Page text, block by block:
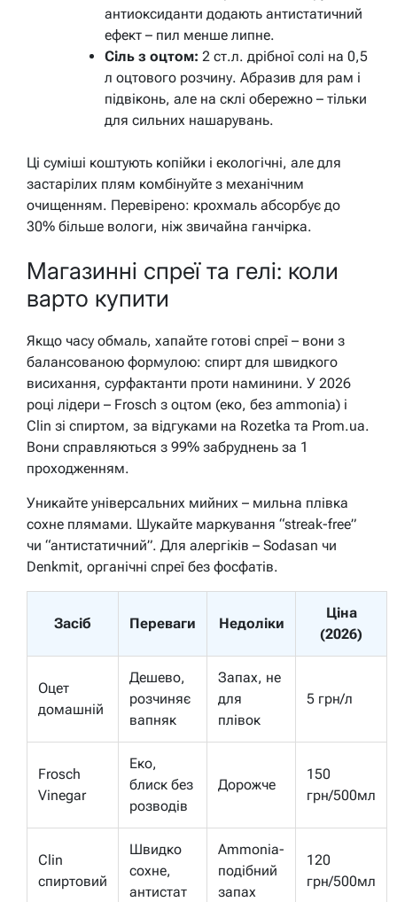
антиоксиданти додають антистатичний
ефект – пил менше липне.
Сіль з оцтом: 2 ст.л. дрібної солі на 0,5
л оцтового розчину. Абразив для рам і
підвіконь, але на склі обережно – тільки
для сильних нашарувань.
Ці суміші коштують копійки і екологічні, але для
застарілих плям комбінуйте з механічним
очищенням. Перевірено: крохмаль абсорбує до
30% більше вологи, ніж звичайна ганчірка.
Магазинні спреї та гелі: коли
варто купити
Якщо часу обмаль, хапайте готові спреї – вони з
балансованою формулою: спирт для швидкого
висихання, сурфактанти проти наминини. У 2026
році лідери – Frosch з оцтом (еко, без ammonia) і
Clin зі спиртом, за відгуками на Rozetka та Prom.ua.
Вони справляються з 99% забруднень за 1
проходженням.
Уникайте універсальних мийних – мильна плівка
сохне плямами. Шукайте маркування “streak-free”
чи “антистатичний”. Для алергіків – Sodasan чи
Denkmit, органічні спреї без фосфатів.
Засіб Переваги Недоліки
Ціна
(2026)
Оцет
домашній
Дешево,
розчиняє
вапняк
Запах, не
для
плівок
5 грн/л
Frosch
Vinegar
Еко,
блиск без
розводів
Дорожче
150
грн/500мл
Clin
спиртовий
Швидко
сохне,
антистат
Ammonia-
подібний
запах
120
грн/500мл